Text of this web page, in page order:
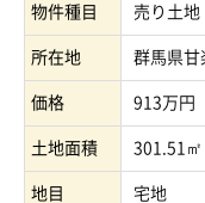
物件種目 売り土地
所在地 群馬県甘
価格 913万円
土地面積 301.51
地目 宅地